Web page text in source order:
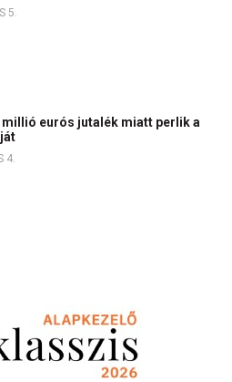
5.
millió eurós jutalék miatt perlik a
4.